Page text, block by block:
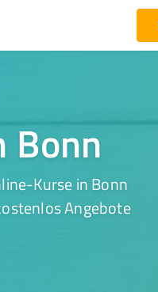
Bonn
Kurse in Bonn
Angebote